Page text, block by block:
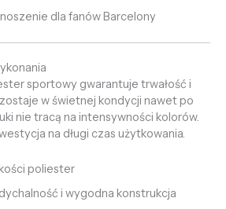
dla fanów Barcelony
sportowy gwarantuje trwałość i
w świetnej kondycji nawet po
nie tracą na intensywności kolorów.
na długi czas użytkowania.
poliester
i wygodna konstrukcja